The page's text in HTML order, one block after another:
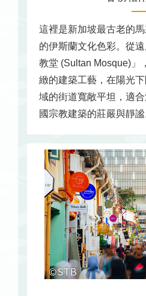
這裡是新加坡最古老的
的伊斯蘭文化色彩。從
教堂 (Sultan Mosque)」
緻的建築工藝，在陽光
域的街道寬敞平坦，適
國宗教建築的莊嚴與靜謐